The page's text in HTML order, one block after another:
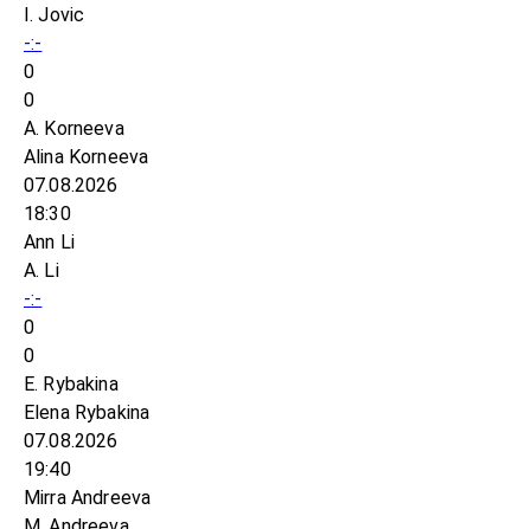
I. Jovic
-:-
0
0
A. Korneeva
Alina Korneeva
07.08.2026
18:30
Ann Li
A. Li
-:-
0
0
E. Rybakina
Elena Rybakina
07.08.2026
19:40
Mirra Andreeva